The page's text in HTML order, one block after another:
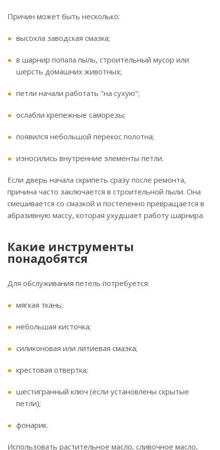
Причин может быть несколько:
высохла заводская смазка;
в шарнир попала пыль, строительный мусор или
шерсть домашних животных;
петли начали работать "на сухую";
ослабли крепежные саморезы;
появился небольшой перекос полотна;
износились внутренние элементы петли.
Если дверь начала скрипеть сразу после ремонта,
причина часто заключается в строительной пыли. Она
смешивается со смазкой и постепенно превращается в
абразивную массу, которая ухудшает работу шарнира.
Какие инструменты
понадобятся
Для обслуживания петель потребуется:
мягкая ткань;
небольшая кисточка;
силиконовая или литиевая смазка;
крестовая отвертка;
шестигранный ключ (если установлены скрытые
петли);
фонарик.
Использовать растительное масло, сливочное масло,